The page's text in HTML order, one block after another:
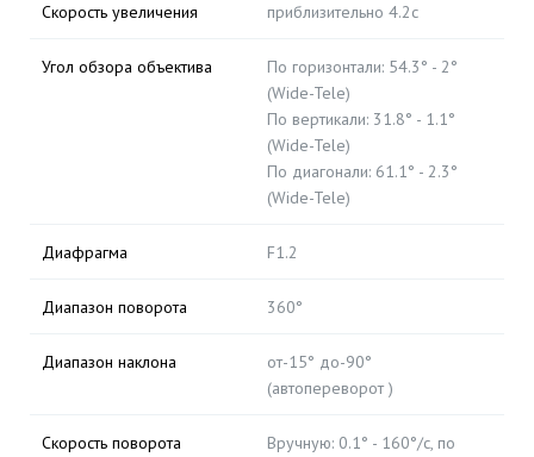
Скорость увеличения приблизительно 4.2с
Угол обзора объектива
По горизонтали: 54.3° - 2°
(Wide-Tele)
По вертикали: 31.8° - 1.1°
(Wide-Tele)
По диагонали: 61.1° - 2.3°
(Wide-Tele)
Диафрагма F1.2
Диапазон поворота 360°
Диапазон наклона
от-15° до-90°
(автопереворот )
Скорость поворота
Вручную: 0.1° - 160°/с, по